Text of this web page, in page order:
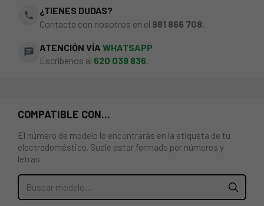
phone
¿TIENES DUDAS?
Contacta con nosotros en el 981 866 708
chat ATENCIÓN VÍA WHATSAPP
Escríbenos al 620 039 836.
COMPATIBLE CON...
El número de modelo lo encontrarás en la etiqueta de tu
electrodoméstico. Suele estar formado por números y
letras.